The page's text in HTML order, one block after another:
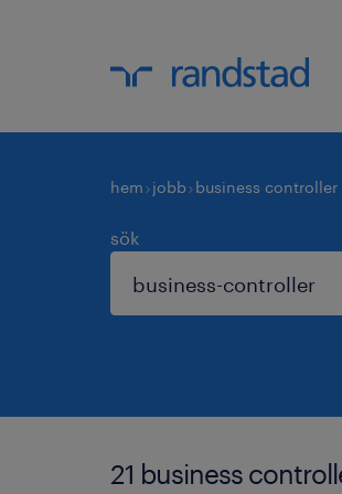
hem jobb business controller
sök
21 business